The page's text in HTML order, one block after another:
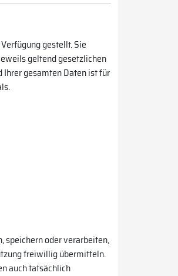
gestellt. Sie
geltend gesetzlichen
Ihrer gesamten Daten ist für
speichern oder verarbeiten,
freiwillig übermitteln.
auch tatsächlich